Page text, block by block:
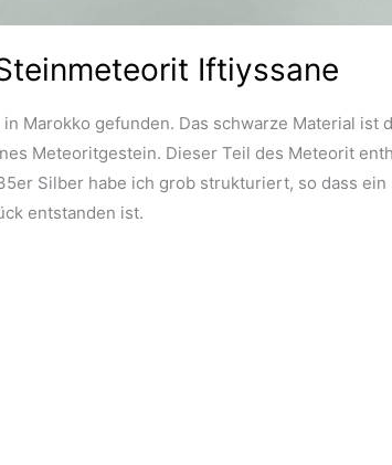
Iftiyssane
Marokko gefunden. Das schwarze Material ist
Meteoritgestein. Dieser Teil des Meteorit
Silber habe ich grob strukturiert, so dass
entstanden ist.